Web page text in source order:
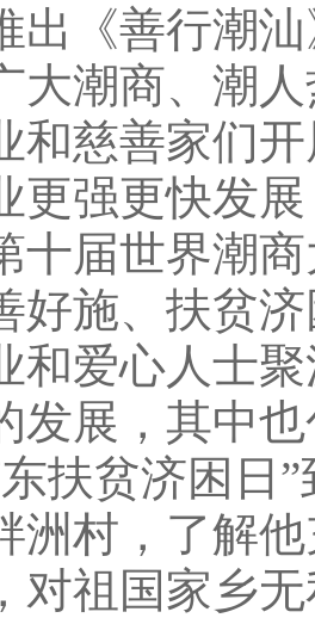
出《善行潮
大潮商、潮
和慈善家们
更强更快发
十届世界潮
施、扶贫济
和爱心人士
发展，其中
扶贫济困日
洲村，了解
对祖国家乡